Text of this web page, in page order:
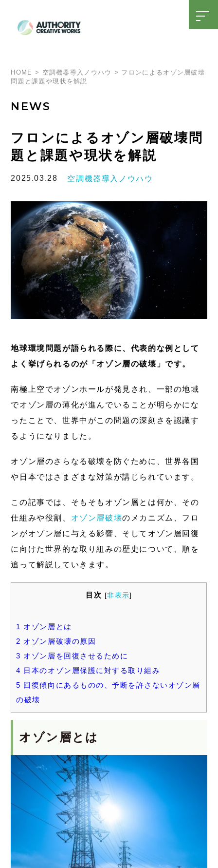
t
g
v
HOME > 空調機器導入ノウハウ > フロンによるオゾン層破壊
問題と課題や現状を解説
NEWS
フロンによるオゾン層破壊問
題と課題や現状を解説
2025.03.28 空調機器導入ノウハウ
地球環境問題が語られる際に、代表的な例として
よく挙げられるのが「オゾン層の破壊」です。
南極上空でオゾンホールが発見され、一部の地域
でオゾン層の薄化が進んでいることが明らかにな
ったことで、世界中がこの問題の深刻さを認識す
るようになりました。
オゾン層のさらなる破壊を防ぐために、世界各国
や日本ではさまざまな対策が講じられています。
この記事では、そもそもオゾン層とは何か、その
仕組みや役割、 オゾン層破壊のメカニズム、フロ
ンがオゾン層に与える影響、そしてオゾン層回復
に向けた世界的な取り組みの歴史について、順を
追って解説していきます。
目次 [非表示]
1 オゾン層とは
2 オゾン層破壊の原因
3 オゾン層を回復させるために
4 日本のオゾン層保護に対する取り組み
5 回復傾向にあるものの、予断を許さないオゾン層
の破壊
オゾン層とは